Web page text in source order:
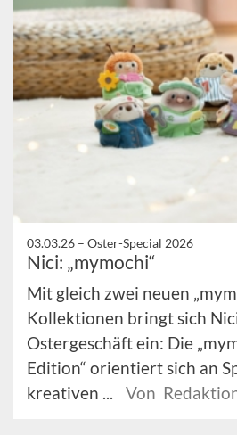
03.03.26 – Oster-Special 2026
Nici: „mymochi“
Mit gleich zwei neuen
Kollektionen bringt sich
Ostergeschäft ein: Die
Edition“ orientiert sich an
kreativen ...
Von